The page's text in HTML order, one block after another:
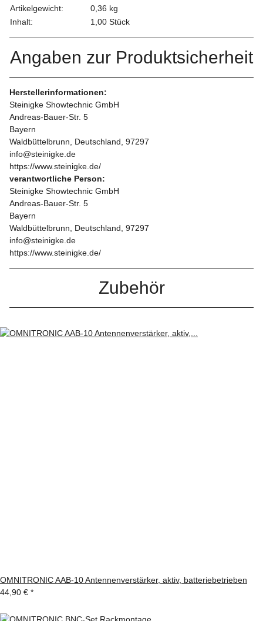
Artikelgewicht:
0,36 kg
Inhalt:
1,00 Stück
Angaben zur Produktsicherheit
Herstellerinformationen:
Steinigke Showtechnic GmbH
Andreas-Bauer-Str. 5
Bayern
Waldbüttelbrunn, Deutschland, 97297
info@steinigke.de
https://www.steinigke.de/
verantwortliche Person:
Steinigke Showtechnic GmbH
Andreas-Bauer-Str. 5
Bayern
Waldbüttelbrunn, Deutschland, 97297
info@steinigke.de
https://www.steinigke.de/
Zubehör
OMNITRONIC AAB-10 Antennenverstärker, aktiv, batteriebetrieben
44,90 € *